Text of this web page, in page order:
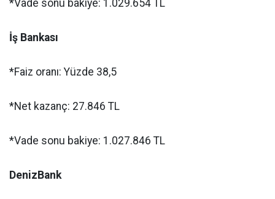
*Vade sonu bakiye: 1.029.654 TL
İş Bankası
*Faiz oranı: Yüzde 38,5
*Net kazanç: 27.846 TL
*Vade sonu bakiye: 1.027.846 TL
DenizBank